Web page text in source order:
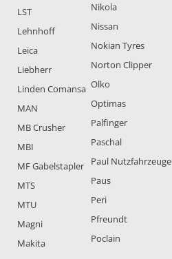
LST
Lehnhoff
Leica
Liebherr
Linden Comansa
MAN
MB Crusher
MBI
MF Gabelstapler
MTS
MTU
Magni
Makita
Nikola
Nissan
Nokian Tyres
Norton Clipper
Olko
Optimas
Palfinger
Paschal
Paul Nutzfahrzeuge
Paus
Peri
Pfreundt
Poclain